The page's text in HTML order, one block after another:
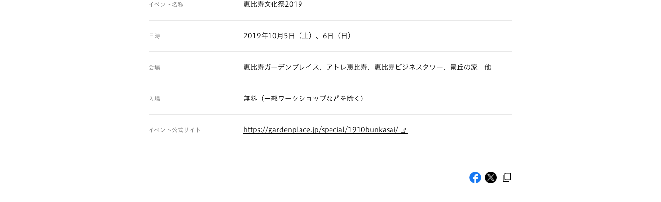
イベント名称 恵比寿文化祭2019
日時 2019年10月5日（土）、6日（日）
会場 恵比寿ガーデンプレイス、アトレ恵比寿、恵比寿ビジネスタワー、景丘の家 他
入場 無料（一部ワークショップなどを除く）
イベント公式サイト https://gardenplace.jp/special/1910bunkasai/